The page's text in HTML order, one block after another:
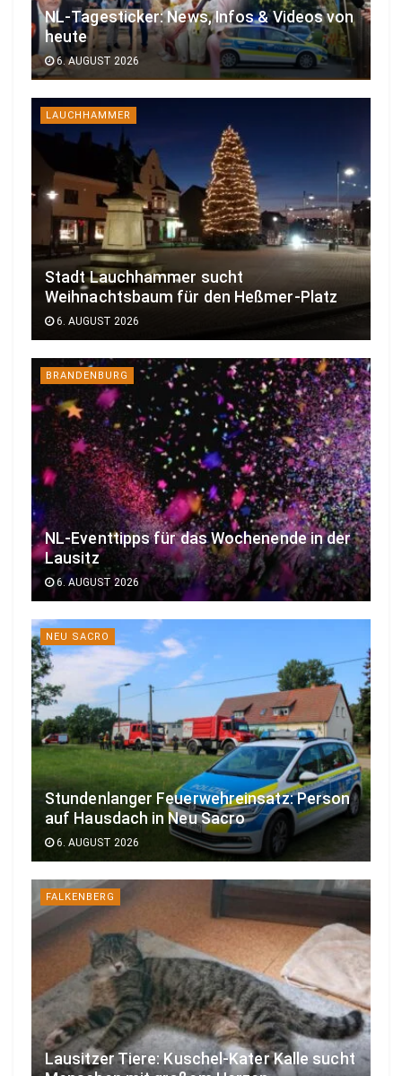
NL-Tagesticker: News, Infos & Videos von
heute
6. AUGUST 2026
LAUCHHAMMER
Stadt Lauchhammer sucht
Weihnachtsbaum für den Heßmer-Platz
6. AUGUST 2026
BRANDENBURG
NL-Eventtipps für das Wochenende in der
Lausitz
6. AUGUST 2026
NEU SACRO
Stundenlanger Feuerwehreinsatz: Person
auf Hausdach in Neu Sacro
6. AUGUST 2026
FALKENBERG
Lausitzer Tiere: Kuschel-Kater Kalle sucht